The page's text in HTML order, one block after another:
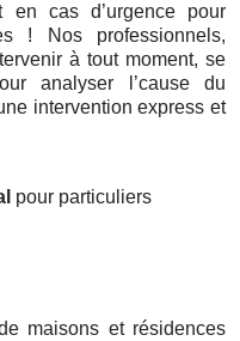
en cas d’urgence pour
! Nos professionnels,
à tout moment, se
analyser l’cause du
intervention express et
pour particuliers
maisons et résidences